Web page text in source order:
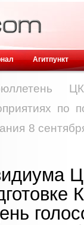
Агитпункт
по
8